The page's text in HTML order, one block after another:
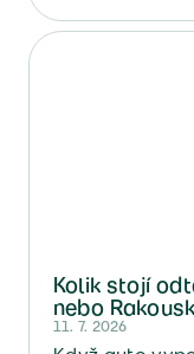
Kolik stojí
nebo
11. 7. 2026